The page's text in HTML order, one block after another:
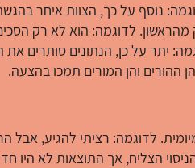
נוסף על כך, הצוות איחר
לדוגמה: הוא לא רק
יתר על כן, הנתונים סותרים
ההורים והן המורים תמכו בהצעה.
לדוגמה: רציתי להגיע,
הצליח, אך התוצאות לא היו